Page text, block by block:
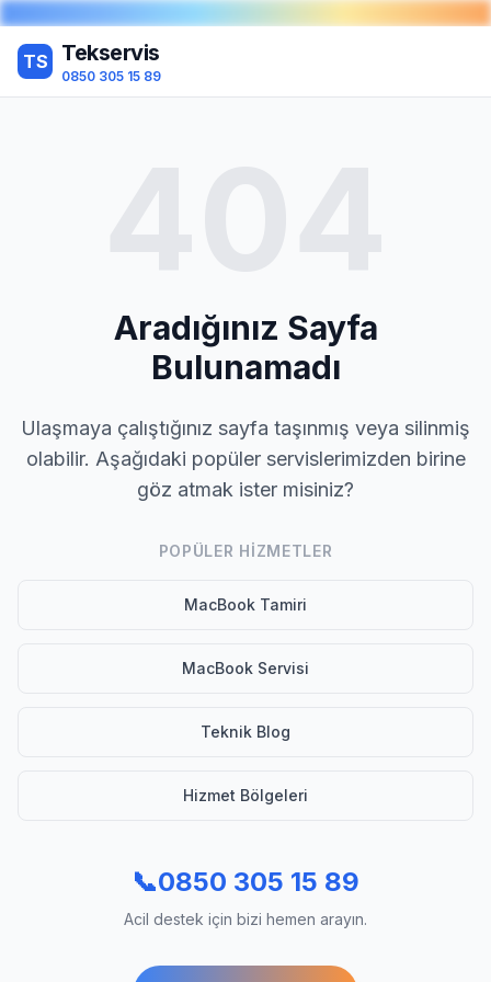
TS Tekservis
0850 305 15 89
Aradığınız Sayfa
Bulunamadı
Ulaşmaya çalıştığınız sayfa taşınmış veya silinmiş
olabilir. Aşağıdaki popüler servislerimizden birine
göz atmak ister misiniz?
POPÜLER HIZMETLER
MacBook Tamiri
MacBook Servisi
Teknik Blog
Hizmet Bölgeleri
📞0850 305 15 89
Acil destek için bizi hemen arayın.